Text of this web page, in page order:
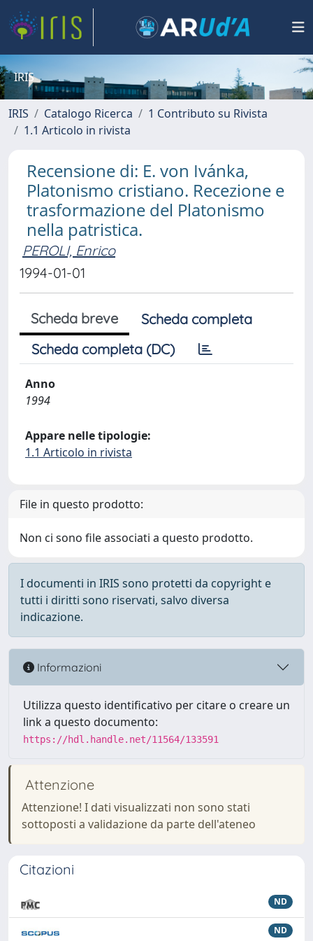
IRIS
IRIS Catalogo Ricerca
1 Contributo su Rivista
1.1 Articolo in rivista
Recensione di: E. von Ivánka,
Platonismo cristiano. Recezione e
trasformazione del Platonismo
nella patristica.
PEROLI, Enrico
1994-01-01
Scheda breve
Scheda completa
Scheda completa (DC)
Anno
1994
Appare nelle tipologie:
1.1 Articolo in rivista
File in questo prodotto:
Non ci sono file associati a questo prodotto.
I documenti in IRIS sono protetti da copyright e
tutti i diritti sono riservati, salvo diversa
indicazione.
Informazioni
Utilizza questo identificativo per citare o creare un
link a questo documento:
https://hdl.handle.net/11564/133591
Attenzione
Attenzione! I dati visualizzati non sono stati
sottoposti a validazione da parte dell'ateneo
Citazioni
ND
ND